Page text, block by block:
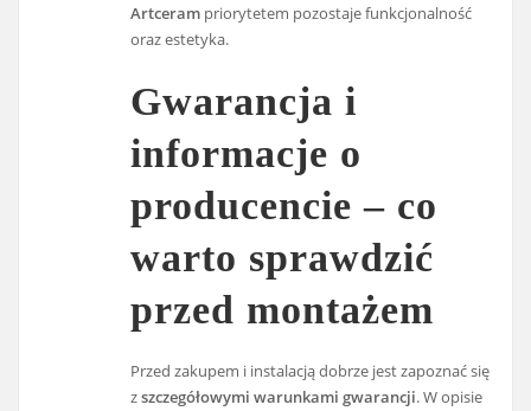
Artceram priorytetem pozostaje funkcjonalność
oraz estetyka.
Gwarancja i
informacje o
producencie – co
warto sprawdzić
przed montażem
Przed zakupem i instalacją dobrze jest zapoznać się
zszczegółowymi warunkami gwarancji. W opisie